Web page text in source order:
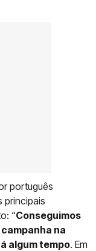
português
principais
“Conseguimos
na
algum tempo. Em